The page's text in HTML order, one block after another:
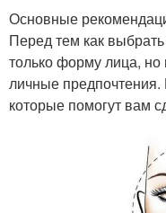
Основные
Перед тем как
только форму лица, но
личные
которые помогут вам